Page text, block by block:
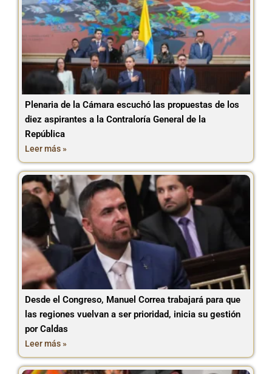
Plenaria de la Cámara escuchó las propuestas de los
diez aspirantes a la Contraloría General de la
República
Leer más »
Desde el Congreso, Manuel Correa trabajará para que
las regiones vuelvan a ser prioridad, inicia su gestión
por Caldas
Leer más »